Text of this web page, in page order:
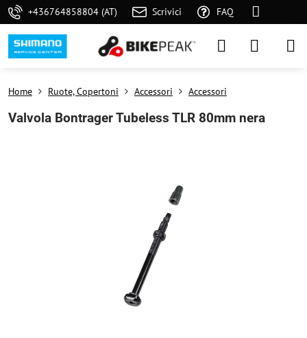
+436764858804 (AT) Scrivici FAQ
Home Ruote, Copertoni Accessori Accessori
Valvola Bontrager Tubeless TLR 80mm nera